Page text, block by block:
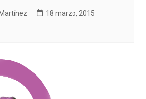
18 marzo, 2015